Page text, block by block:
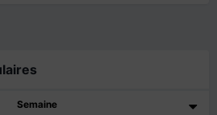
Semaine